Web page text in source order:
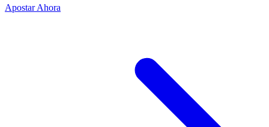
Apostar Ahora